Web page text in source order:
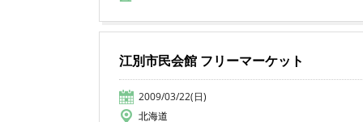
江別市民会館 フリーマーケット
2009/03/22(日)
北海道